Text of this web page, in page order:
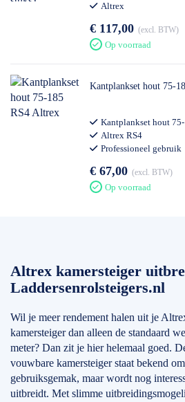
Altrex
€ 117,00 excl. BTW
Op voorraad
Kantplankset hout 75-
Kantplankset hout
Altrex RS4
Professioneel gebruik
€ 67,00 excl. BTW
Op voorraad
Altrex kamersteiger
Laddersenrolsteigers.nl
Wil je meer rendement halen uit je
kamersteiger dan alleen de standaard
meter? Dan zit je hier helemaal goed.
vouwbare kamersteiger staat bekend
gebruiksgemak, maar wordt nog
uitbreidt. Met slimme